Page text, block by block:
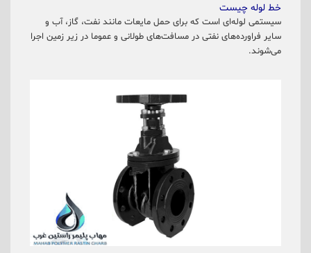
خط لوله چیست
سیستمی لوله‌ای است که برای حمل مایعات مانند نفت، گاز، آب و
سایر فراورده‌های نفتی در مسافت‌های طولانی و عموما در زیر زمین اجرا
می‌شوند.